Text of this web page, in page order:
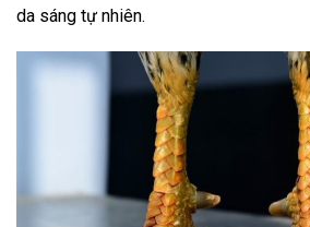
da sáng tự nhiên.